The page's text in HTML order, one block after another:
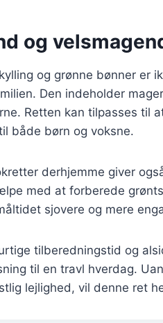
og
og grønne bønner er
Den indeholder
Retten kan tilpasses til
både børn og voksne.
derhjemme giver
med at forberede
sjovere og mere
tilberedningstid og
til en travl hverdag.
lejlighed, vil denne ret